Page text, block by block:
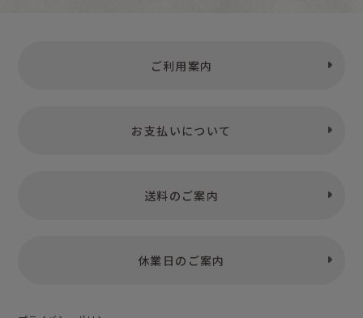
ご利用案内
お支払いについて
送料のご案内
休業日のご案内